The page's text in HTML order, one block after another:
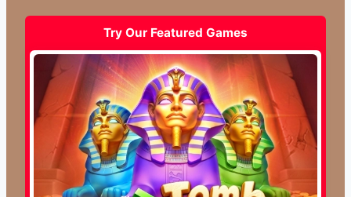
Try Our Featured Games